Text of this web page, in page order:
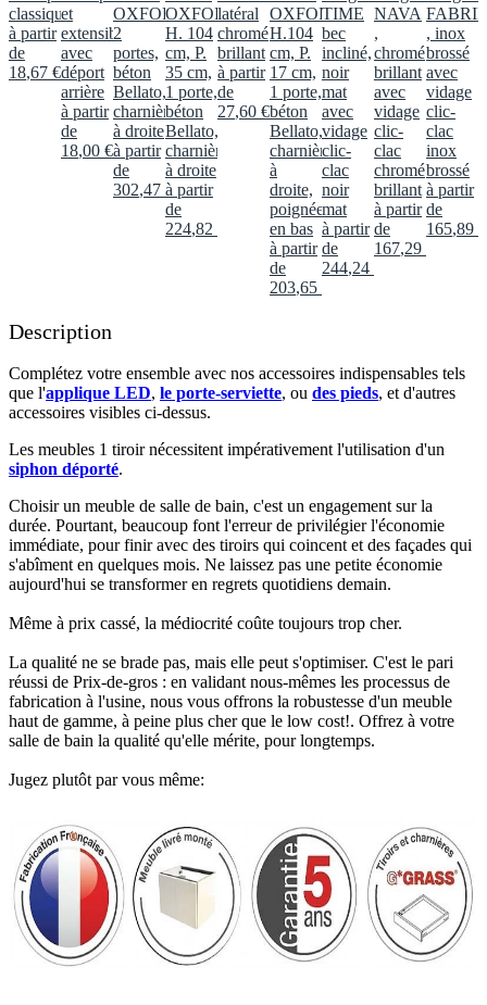
classique
à partir
de
18,67 €
et
extensible
avec
déport
arrière
à partir
de
18,00 €
OXFORD
2
portes,
béton
Bellato,
charnières
à droite
à partir
de
302,47 €
OXFORD,
H. 104
cm, P.
35 cm,
1 porte,
béton
Bellato,
charnières
à droite
à partir
de
224,82
latéral
chromé
brillant
à partir
de
27,60 €
OXFORD,
H.104
cm, P.
17 cm,
1 porte,
béton
Bellato,
charnières
à
droite,
poignée
en bas
à partir
de
203,65
TIME
bec
incliné,
noir
mat
avec
vidage
clic-
clac
noir
mat
à partir
de
244,24
NAVA
,
chromé
brillant
avec
vidage
clic-
clac
chromé
brillant
à partir
de
167,29
, inox
brossé
avec
vidage
clic-
clac
inox
brossé
à partir
de
165,89
Description
Complétez votre ensemble avec nos accessoires indispensables tels
que l'applique LED, le porte-serviette, ou des pieds, et d'autres
accessoires visibles ci-dessus.​
Les meubles 1 tiroir nécessitent impérativement l'utilisation d'un
siphon déporté.​​
Choisir un meuble de salle de bain, c'est un engagement sur la
durée. Pourtant, beaucoup font l'erreur de privilégier l'économie
immédiate, pour finir avec des tiroirs qui coincent et des façades qui
s'abîment en quelques mois. Ne laissez pas une petite économie
aujourd'hui se transformer en regrets quotidiens demain.
Même à prix cassé, la médiocrité coûte toujours trop cher.
La qualité ne se brade pas, mais elle peut s'optimiser. C'est le pari
réussi de Prix-de-gros : en validant nous-mêmes les processus de
fabrication à l'usine, nous vous offrons la robustesse d'un meuble
haut de gamme, à peine plus cher que le low cost!. Offrez à votre
salle de bain la qualité qu'elle mérite, pour longtemps.
Jugez plutôt par vous même: